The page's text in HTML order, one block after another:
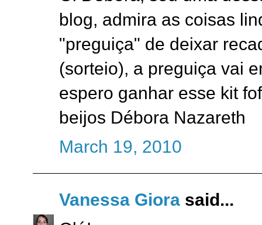
blog, admira as coisas
"preguiça" de deixar
(sorteio), a preguiça vai
espero ganhar esse kit
beijos Débora Nazareth
March 19, 2010
Vanessa Giora said...